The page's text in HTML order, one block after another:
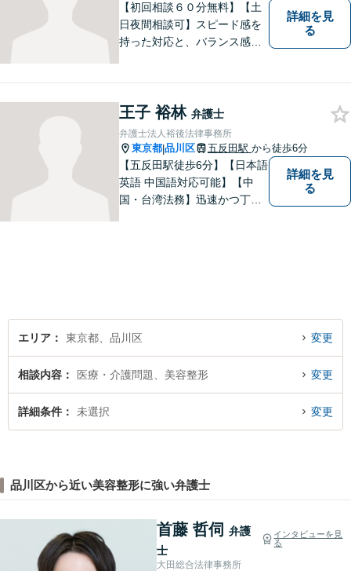
【初回相談６０分無料】【土
日夜間相談可】スピード感を
持った対応と、バランス感覚
など何でもお気軽にご質問く
ださい。ご希望に沿った解決
に向け全力を尽くします。
詳細を見
る
王子 裕林 弁護士
弁護士法人裕後法律事務所
東京都|品川区 五反田駅 から徒歩6分
【五反田駅徒歩6分】【日本語
英語 中国語対応可能】【中
国・台湾法務】迅速かつ丁寧
詳細を見
る
エリア 東京都、品川区 変更
相談内容 医療・介護問題、美容整形 変更
詳細条件 未選択 変更
品川区から近い美容整形に強い弁護士
首藤 哲伺 弁護
士
インタビューを見
る
大田総合法律事務所